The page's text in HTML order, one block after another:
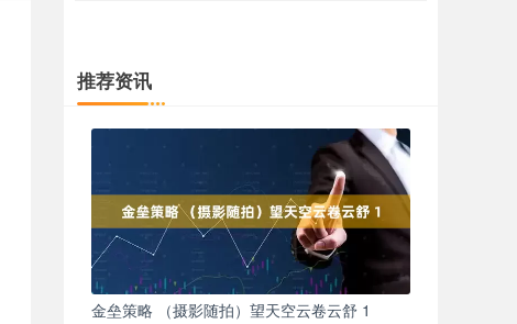
推荐资讯
金垒策略 （摄影随拍）望天空云卷云舒 1